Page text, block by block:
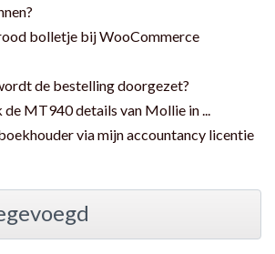
bolletje bij WooCommerce
de bestelling doorgezet?
de MT940 details van Mollie in ...
via mijn accountancy licentie